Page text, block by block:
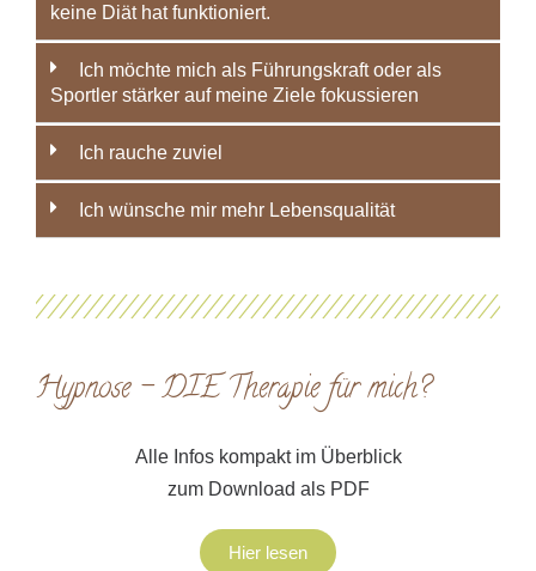
keine Diät hat funktioniert.
Ich möchte mich als Führungskraft oder als
Sportler stärker auf meine Ziele fokussieren
Ich rauche zuviel
Ich wünsche mir mehr Lebensqualität
Hypnose – DIE Therapie für mich?
Alle Infos kompakt im Überblick
zum Download als PDF
Hier lesen